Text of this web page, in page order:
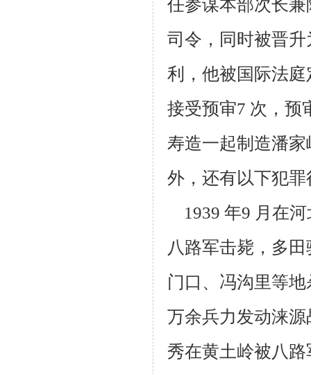
任参谋本部次长
司令，同时被晋
利，他被国际法庭
接受预审7 次，预
寿造一起制造潘
外，还有以下犯罪
1939 年9 月在
八路军击毙，多
门口、冯沟里等
万余兵力发动涞源
秀在黄土岭被八